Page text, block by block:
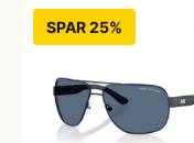
SPAR 25%